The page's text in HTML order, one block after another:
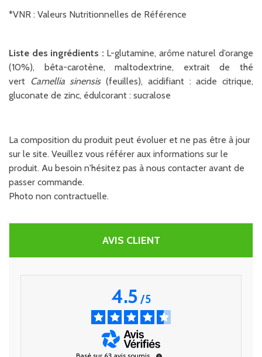
*VNR : Valeurs Nutritionnelles de Référence
Liste des ingrédients : L-glutamine, arôme naturel d’orange
(10%), bêta-carotène, maltodextrine, extrait de thé
vert Camellia sinensis(feuilles), acidifiant : acide citrique,
gluconate de zinc, édulcorant : sucralose
La composition du produit peut évoluer et ne pas être à jour
sur le site. Veuillez vous référer aux informations sur le
produit. Au besoin n'hésitez pas à nous contacter avant de
passer commande.
Photo non contractuelle.
AVIS CLIENT
4.5/5